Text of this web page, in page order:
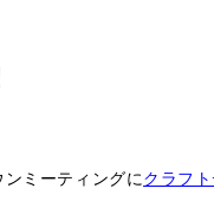
ミーティングにクラフ